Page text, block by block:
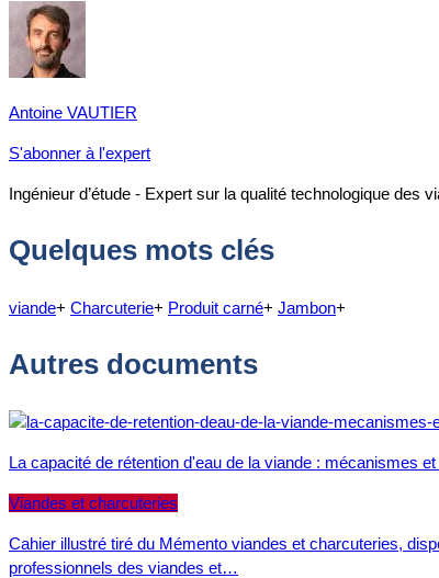
Antoine VAUTIER
S'abonner à l'expert
Ingénieur d’étude - Expert sur la qualité technologique des
Quelques mots clés
viande+ Charcuterie+ Produit carné+ Jambon+
Autres documents
La capacité de rétention d'eau de la viande : mécanismes
Viandes et charcuteries
Cahier illustré tiré du Mémento viandes et charcuteries,
professionnels des viandes et…